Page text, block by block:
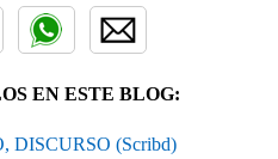
EN ESTE BLOG:
DISCURSO (Scribd)